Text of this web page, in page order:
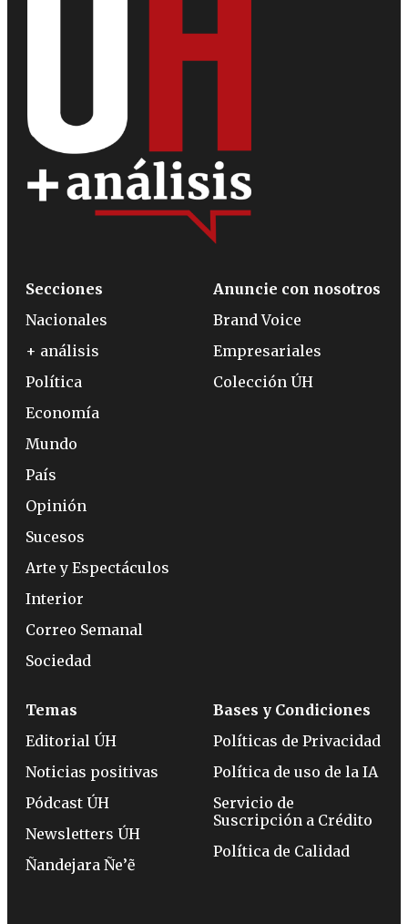
Secciones
Nacionales
+ análisis
Política
Economía
Mundo
País
Opinión
Sucesos
Arte y Espectáculos
Interior
Correo Semanal
Sociedad
Anuncie con nosotros
Brand Voice
Empresariales
Colección ÚH
Temas
Editorial ÚH
Noticias positivas
Pódcast ÚH
Newsletters ÚH
Ñandejara Ñe’ẽ
Bases y Condiciones
Políticas de Privacidad
Política de uso de la IA
Servicio de
Suscripción a Crédito
Política de Calidad